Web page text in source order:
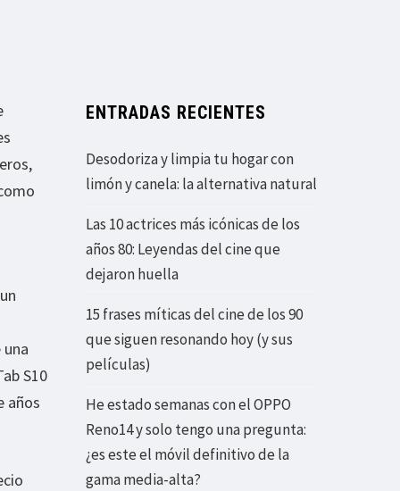
S10
años
ENTRADAS RECIENTES
Desodoriza y limpia tu hogar con
limón y canela: la alternativa natural
Las 10 actrices más icónicas de los
años 80: Leyendas del cine que
dejaron huella
15 frases míticas del cine de los 90
que siguen resonando hoy (y sus
películas)
He estado semanas con el OPPO
Reno14 y solo tengo una pregunta:
¿es este el móvil definitivo de la
gama media-alta?